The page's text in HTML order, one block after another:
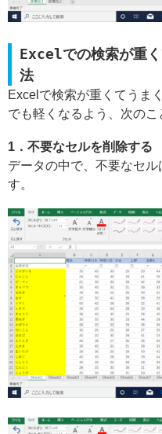
Excelでの検索が重
法
Excelで検索が重くてうま
でも軽くなるよう、次のこ
1．不要なセルを削除する
データの中で、不要なセ
す。